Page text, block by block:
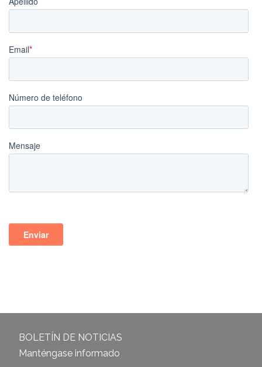
BOLETÍN DE NOTICIAS
Manténgase informado